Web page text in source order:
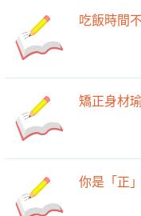
吃飯時間
矯正身材
你是「正